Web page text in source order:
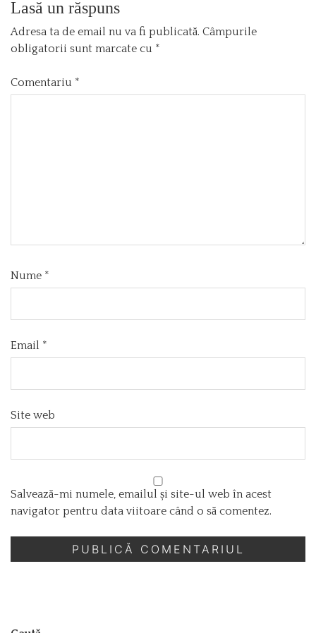
Lasă un răspuns
Adresa ta de email nu va fi publicată. Câmpurile
obligatorii sunt marcate cu *
Comentariu *
Nume *
Email *
Site web
Salvează-mi numele, emailul și site-ul web în acest
navigator pentru data viitoare când o să comentez.